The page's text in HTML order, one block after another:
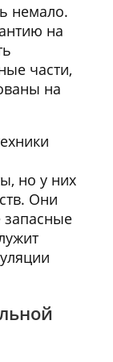
немало.
на
части,
на
но у них
Они
запасные